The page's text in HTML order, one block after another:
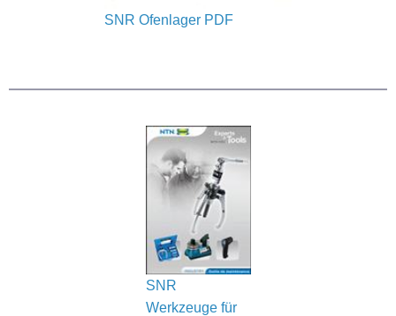
SNR Ofenlager PDF
SNR
Werkzeuge für